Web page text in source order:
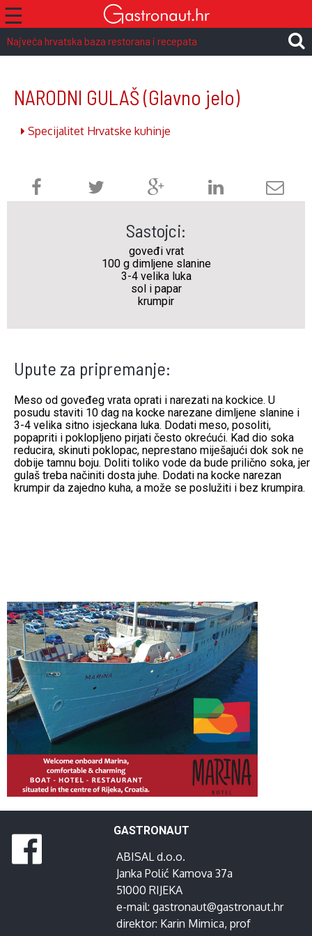
☰
Najveća hrvatska baza restorana i recepata
NARODNI GULAŠ (Glavno jelo)
Specijalitet Hrvatske kuhinje
Sastojci:
goveđi vrat
100 g dimljene slanine
3-4 velika luka
sol i papar
krumpir
Upute za pripremanje:
Meso od goveđeg vrata oprati i narezati na kockice. U
posudu staviti 10 dag na kocke narezane dimljene slanine i
3-4 velika sitno isjeckana luka. Dodati meso, posoliti,
popapriti i poklopljeno pirjati često okrećući. Kad dio soka
reducira, skinuti poklopac, neprestano miješajući dok sok ne
dobije tamnu boju. Doliti toliko vode da bude prilično soka, jer
gulaš treba načiniti dosta juhe. Dodati na kocke narezan
krumpir da zajedno kuha, a može se poslužiti i bez krumpira.
GASTRONAUT
ABISAL d.o.o.
Janka Polić Kamova 37a
51000 RIJEKA
e-mail: gastronaut@gastronaut.hr
direktor: Karin Mimica, prof